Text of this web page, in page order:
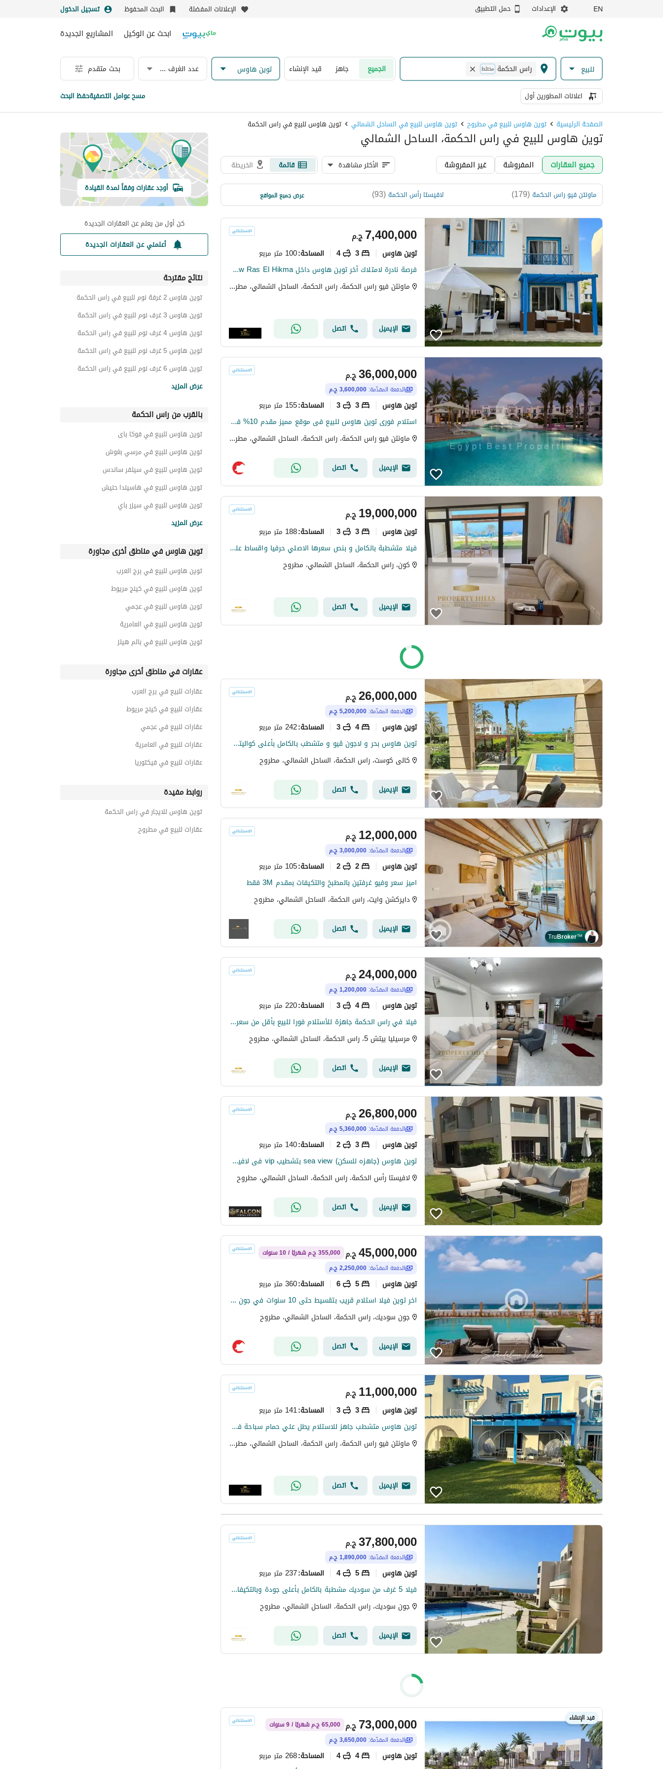
EN الإعدادات حمل التطبيق الإعلانات المفضلة البحث المحفوظ تسجيل الدخول
ابحث عن الوكيل المشاريع الجديدة
للبيع راس الحكمة مختلط الجميع جاهز قيد الإنشاء توين هاوس عدد الغرف & الحمامات بحث متقدم
اعلانات المطورين أول مسح عوامل التصفيةحفظ البحث
الصفحة الرئيسية توين هاوس للبيع في مطروح توين هاوس للبيع في الساحل الشمالي توين هاوس للبيع في راس الحكمة
توين هاوس للبيع في راس الحكمة، الساحل الشمالي
جميع العقارات المفروشة غير المفروشة الأكثر مشاهدة قائمة الخريطة
ماونتن فيو راس الحكمة(
179
) لافيستا رأس الحكمة(
93
) نايا باى
(
38
)
سيزر ايلاند
(
29
)
عرض جميع المواقع
ج.م7,400,000
توين هاوس 3
4 المساحة:100 متر مربع
فرصة نادرة لامتلاك آخر توين هاوس داخل Mountain View Ras El Hikma بإطلالة بحريه مميزه
ماونتن فيو راس الحكمة، راس الحكمة، الساحل الشمالي، مطروح
الإيميل اتصل
ج.م36,000,000
الدفعة المقدّمة: 3,600,000 ج.م
توين هاوس 3
3 المساحة:155 متر مربع
استلام فورى توين هاوس للبيع فى موقع مميز مقدم 10% فقط باطلاله بحر فى ماونتن فيو راس الحكمه فى الساحل الشمالى
ماونتن فيو راس الحكمة، راس الحكمة، الساحل الشمالي، مطروح
الإيميل اتصل
ج.م19,000,000
توين هاوس 3
3 المساحة:188 متر مربع
فيلا متشطبة بالكامل و بنص سعرها الاصلي حرفيا واقساط على اطول فترة للبيع في كون راس الحكمة بجوار فوكا باي
كون، راس الحكمة، الساحل الشمالي، مطروح
الإيميل اتصل
ج.م26,000,000
الدفعة المقدّمة: 5,200,000 ج.م
توين هاوس 4
3 المساحة:242 متر مربع
توين هاوس بحر و لاجون ڤيو و متشطب بالكامل بأعلى كواليتي وجاهز للاستلام والمعاينة فورا من كالي كوست
كالى كوست، راس الحكمة، الساحل الشمالي، مطروح
الإيميل اتصل
TruBroker™
ج.م12,000,000
الدفعة المقدّمة: 3,000,000 ج.م
توين هاوس 2
2 المساحة:105 متر مربع
اميز سعر وفيو غرفتين بالمطبخ والتكيفات بمقدم 3M فقط
دايركشن وايت، راس الحكمة، الساحل الشمالي، مطروح
الإيميل اتصل
ج.م24,000,000
الدفعة المقدّمة: 1,200,000 ج.م
توين هاوس 4
3 المساحة:220 متر مربع
فيلا في راس الحكمة جاهزة للأستلام فورا للبيع بأقل من سعرها الاصلي في مرسيليا بيتش
مرسيليا بيتش 5، راس الحكمة، الساحل الشمالي، مطروح
الإيميل اتصل
ج.م26,800,000
الدفعة المقدّمة: 5,360,000 ج.م
توين هاوس 3
2 المساحة:140 متر مربع
توين هاوس (جاهزه للسكن) sea view بتشطيب vip فى لافيستا راس الحكمه lavista ras elhkma
لافيستا رأس الحكمة، راس الحكمة، الساحل الشمالي، مطروح
الإيميل اتصل
ج.م45,000,000
355,000 ج.م شهريًا / 10 سنوات
الدفعة المقدّمة: 2,250,000 ج.م
توين هاوس 5
6 المساحة:360 متر مربع
اخر توين فيلا استلام قريب بتقسيط حتى 10 سنوات في جون سوديك - الساحل الشمالي - راس الحكمه - رأس الحكمه !
جون سوديك، راس الحكمة، الساحل الشمالي، مطروح
الإيميل اتصل
ج.م11,000,000
توين هاوس 3
3 المساحة:141 متر مربع
توين هاوس متشطب جاهز للاستلام يطل علي حمام سباحة في اميز مناطق راس الحكمة
ماونتن فيو راس الحكمة، راس الحكمة، الساحل الشمالي، مطروح
الإيميل اتصل
ج.م37,800,000
الدفعة المقدّمة: 1,890,000 ج.م
توين هاوس 5
4 المساحة:237 متر مربع
فيلا 5 غرف من سوديك مشطبة بالكامل بأعلى جودة وبالتكيفات وجاهزة للسكن والمعاينة فورا من النهارده
جون سوديك، راس الحكمة، الساحل الشمالي، مطروح
الإيميل اتصل
قيد الإنشاء
ج.م73,000,000
65,000 ج.م شهريًا / 9 سنوات
الدفعة المقدّمة: 3,650,000 ج.م
توين هاوس 4
4 المساحة:268 متر مربع
أوجد عقارات وفقاً لمدة القيادة
كن أول من يعلم عن العقارات الجديدة
أعلمني عن العقارات الجديدة
نتائج مقترحة
توين هاوس 2 غرفة نوم للبيع في راس الحكمة
توين هاوس 3 غرف نوم للبيع في راس الحكمة
توين هاوس 4 غرف نوم للبيع في راس الحكمة
توين هاوس 5 غرف نوم للبيع في راس الحكمة
توين هاوس 6 غرف نوم للبيع في راس الحكمة
تاون هاوس للبيع في راس الحكمة
بنتهاوس للبيع في راس الحكمة
شقق للبيع في راس الحكمة
دوبليكس للبيع في راس الحكمة
كبينات للبيع في راس الحكمة
غرف للبيع في راس الحكمة
شقق فندقية للبيع في راس الحكمة
عقارات للبيع في راس الحكمة
عرض المزيد
بالقرب من راس الحكمة
توين هاوس للبيع في فوكا باى
توين هاوس للبيع في مرسي بغوش
توين هاوس للبيع في سيلفر ساندس
توين هاوس للبيع في هاسيندا حنيش
توين هاوس للبيع في سيزر باي
توين هاوس للبيع في سوان ليك
توين هاوس للبيع في رملة
توين هاوس للبيع في قطامية كوست
عرض المزيد
توين هاوس في مناطق أخرى مجاورة
توين هاوس للبيع في برج العرب
توين هاوس للبيع في كينج مريوط
توين هاوس للبيع في عجمي
توين هاوس للبيع في العامرية
توين هاوس للبيع في بالم هيلز
عقارات في مناطق أخرى مجاورة
عقارات للبيع في برج العرب
عقارات للبيع في كينج مريوط
عقارات للبيع في عجمي
عقارات للبيع في العامرية
عقارات للبيع في فيكتوريا
روابط مفيدة
توين هاوس للايجار في راس الحكمة
عقارات للبيع في مطروح